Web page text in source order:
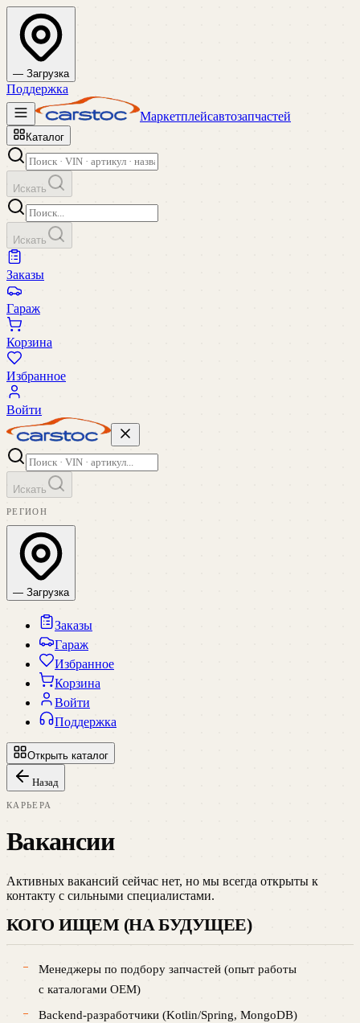
— Загрузка
Поддержка
Маркетплейсавтозапчастей
Каталог
Искать
Искать
Заказы
Гараж
Корзина
Избранное
Войти
Искать
РЕГИОН
— Загрузка
Заказы
Гараж
Избранное
Корзина
Войти
Поддержка
Открыть каталог
Назад
КАРЬЕРА
Вакансии
Активных вакансий сейчас нет, но мы всегда открыты к
контакту с сильными специалистами.
КОГО ИЩЕМ (НА БУДУЩЕЕ)
Менеджеры по подбору запчастей (опыт работы
с каталогами OEM)
Backend-разработчики (Kotlin/Spring, MongoDB)